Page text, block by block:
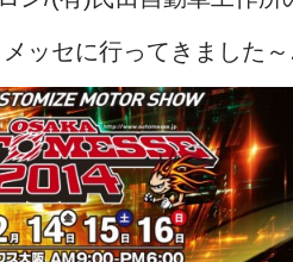
ッセに行ってきました～